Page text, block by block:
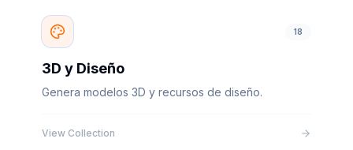
18
3D y Diseño
Genera modelos 3D y recursos de diseño.
View Collection